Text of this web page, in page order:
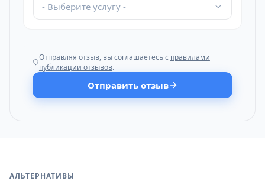
- Выберите услугу -
Отправляя отзыв, вы соглашаетесь с правилами
публикации отзывов.
Отправить отзыв
АЛЬТЕРНАТИВЫ